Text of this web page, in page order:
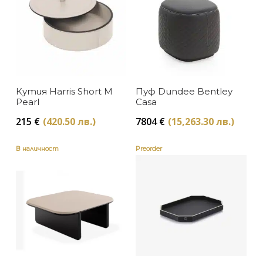
Кутия Harris Short M
Pearl
215 € (420.50 лв.)
Пуф Dundee Bentley
Casa
7804€ (15,263.30 лв.)
В наличност Preorder